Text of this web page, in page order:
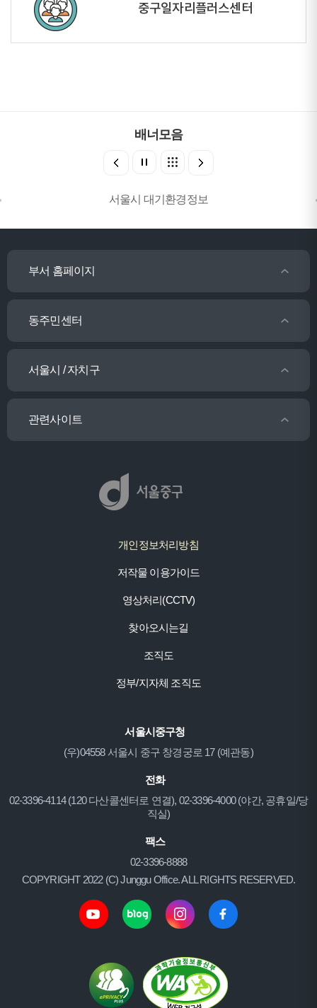
중구일자리플러스센터
배너모음
서울시 대기환경정보
부서 홈페이지
동주민센터
서울시 / 자치구
관련사이트
개인정보처리방침
저작물 이용가이드
영상처리(CCTV)
찾아오시는길
조직도
정부/지자체 조직도
서울시중구청
(우)04558 서울시 중구 창경궁로 17 (예관동)
전화
02-3396-4114 (120 다산콜센터로 연결), 02-3396-4000 (야간, 공휴일/당
직실)
팩스
02-3396-8888
COPYRIGHT 2022 (C) Junggu Office. ALL RIGHTS RESERVED.